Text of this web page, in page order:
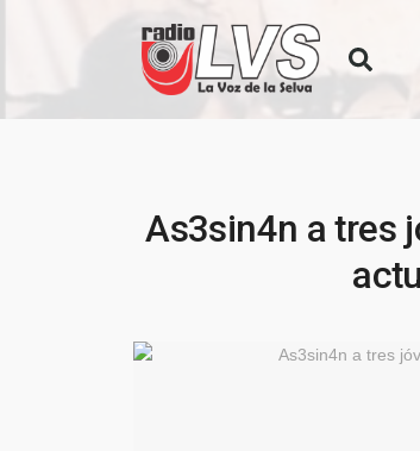
As3sin4n a tres